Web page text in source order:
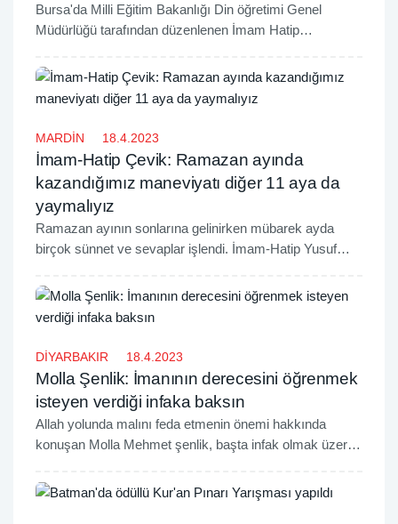
Bursa'da Milli Eğitim Bakanlığı Din öğretimi Genel
Müdürlüğü tarafından düzenlenen İmam Hatip
Bilaller Ezan Okuma Yarışması" düzenlendi.
MARDİN 18.4.2023
İmam-Hatip Çevik: Ramazan ayında
kazandığımız maneviyatı diğer 11 aya da
yaymalıyız
Ramazan ayının sonlarına gelinirken mübarek ayda
birçok sünnet ve sevaplar işlendi. İmam-Hatip Yusuf
sonrası ibadetlerin devam ettirilmesi hususunda önemli
tavsiyelerde bulundu.
DİYARBAKIR 18.4.2023
Molla Şenlik: İmanının derecesini öğrenmek
isteyen verdiği infaka baksın
Allah yolunda malını feda etmenin önemi hakkında
konuşan Molla Mehmet şenlik, başta infak olmak üzere
ölçülmesi hususunda önemli rol oynadığına dikkat çekti.